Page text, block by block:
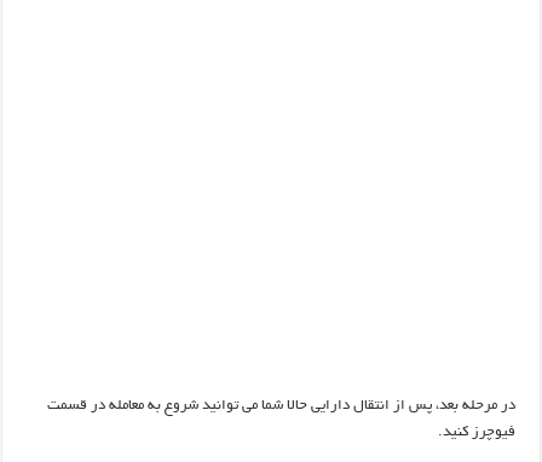
در مرحله بعد، پس از انتقال دارایی حالا شما می توانید شروع به معامله در قسمت
فیوچرز کنید.